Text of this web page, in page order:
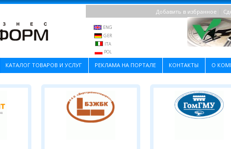
Добавить в избранное
ENG
GER
ITA
POL
КАТАЛОГ ТОВАРОВ И УСЛУГ РЕКЛАМА НА ПОРТАЛЕ КОНТАКТЫ О